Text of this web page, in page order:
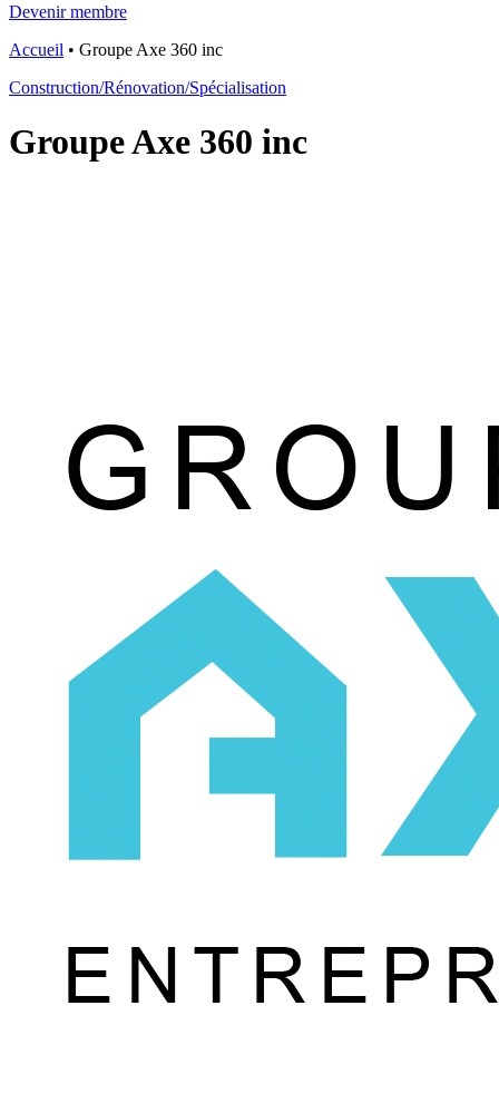
Devenir membre
Accueil • Groupe Axe 360 inc
Construction/Rénovation/Spécialisation
Groupe Axe 360 inc